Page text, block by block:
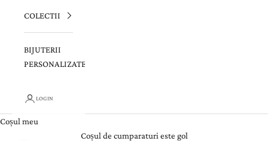
COLECTII
BIJUTERII
PERSONALIZATE
LOGIN
Coșul meu
Coșul de cumparaturi este gol